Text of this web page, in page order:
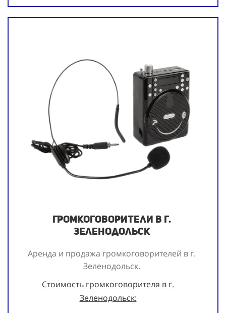
Громкоговорители в г.
Зеленодольск
Аренда и продажа громкоговорителей в г.
Зеленодольск.
Стоимость громкоговорителя в г.
Зеленодольск: